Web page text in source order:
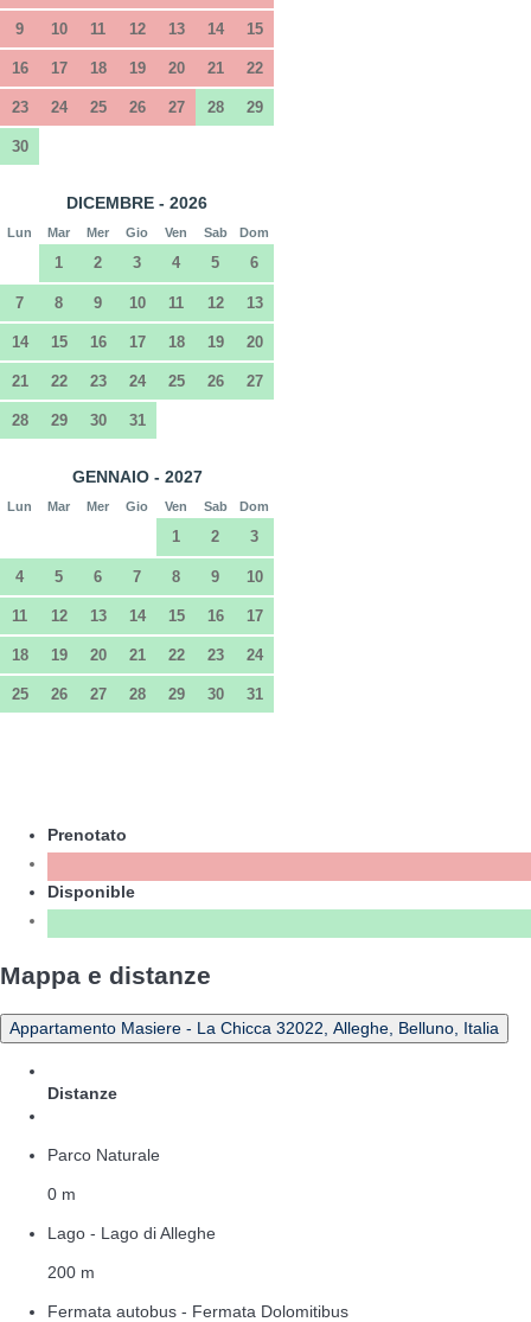
9 10 11 12 13 14 15
16 17 18 19 20 21 22
23 24 25 26 27 28 29
30
DICEMBRE - 2026
Lun Mar Mer Gio Ven Sab Dom
1 2 3 4 5 6
7 8 9 10 11 12 13
14 15 16 17 18 19 20
21 22 23 24 25 26 27
28 29 30 31
GENNAIO - 2027
Lun Mar Mer Gio Ven Sab Dom
1 2 3
4 5 6 7 8 9 10
11 12 13 14 15 16 17
18 19 20 21 22 23 24
25 26 27 28 29 30 31
Prenotato
Disponible
Mappa e distanze
Appartamento Masiere - La Chicca 32022, Alleghe, Belluno, Italia
Distanze
Parco Naturale
0 m
Lago - Lago di Alleghe
200 m
Fermata autobus - Fermata Dolomitibus